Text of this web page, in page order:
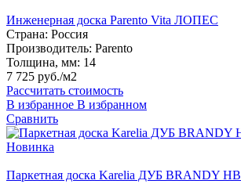
Инженерная доска Parento Vita ЛОПЕС
Страна: Россия
Производитель: Parento
Толщина, мм: 14
7 725 руб./м2
Рассчитать стоимость
В избранное В избранном
Сравнить
Новинка
Паркетная доска Karelia ДУБ BRANDY HB